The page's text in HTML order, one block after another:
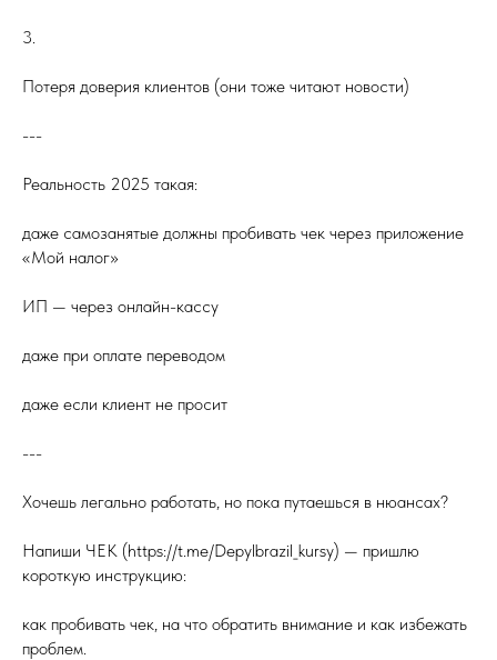
3.
Потеря доверия клиентов (они тоже читают новости)
---
Реальность 2025 такая:
даже самозанятые должны пробивать чек через приложение
«Мой налог»
ИП — через онлайн-кассу
даже при оплате переводом
даже если клиент не просит
---
Хочешь легально работать, но пока путаешься в нюансах?
Напиши ЧЕК (https://t.me/Depylbrazil_kursy) — пришлю
короткую инструкцию:
как пробивать чек, на что обратить внимание и как избежать
проблем.